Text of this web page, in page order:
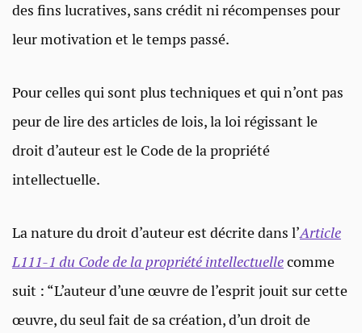
des fins lucratives, sans crédit ni récompenses pour
leur motivation et le temps passé.
Pour celles qui sont plus techniques et qui n’ont pas
peur de lire des articles de lois, la loi régissant le
droit d’auteur est le Code de la propriété
intellectuelle.
La nature du droit d’auteur est décrite dans l’Article
L111-1 du Code de la propriété intellectuellecomme
suit : “L’auteur d’une œuvre de l’esprit jouit sur cette
œuvre, du seul fait de sa création, d’un droit de